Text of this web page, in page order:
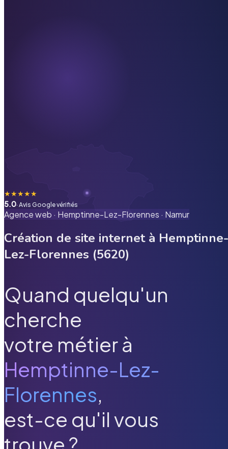
★★★★★
5.0· Avis Google vérifiés
Agence web · Hemptinne-Lez-Florennes · Namur
Création de site internet à Hemptinne-
Lez-Florennes (5620)
Quand quelqu'un
cherche
votre métier à
Hemptinne-Lez-
Florennes,
est-ce qu'il vous